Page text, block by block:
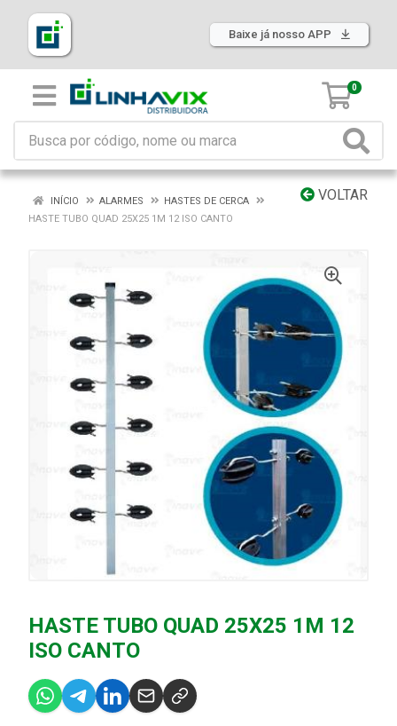
Baixe já nosso APP
0
VOLTAR
INÍCIO ALARMES
HASTES DE CERCA
HASTE TUBO QUAD 25X25 1M 12 ISO CANTO
HASTE TUBO QUAD 25X25 1M 12
ISO CANTO